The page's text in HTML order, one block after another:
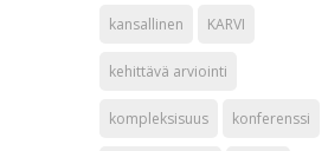
kansallinen KARVI
kehittävä arviointi
kompleksisuus konferenssi